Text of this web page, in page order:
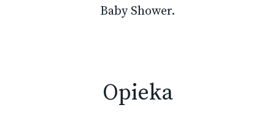
Baby Shower.
Opieka